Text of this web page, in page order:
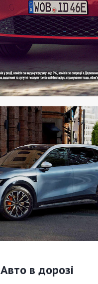
Авто в дорозі